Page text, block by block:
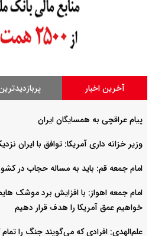
آخرین اخبار
پیام عراقچی به همسایگان ایران
وزیر خزانه داری آمریکا: توافق با ایران
امام جمعه قم: باید به مساله حجاب در
خواهیم عمق آمریکا را هدف قرار دهیم
علم‌الهدی: افرادی که می‌گویند جنگ را